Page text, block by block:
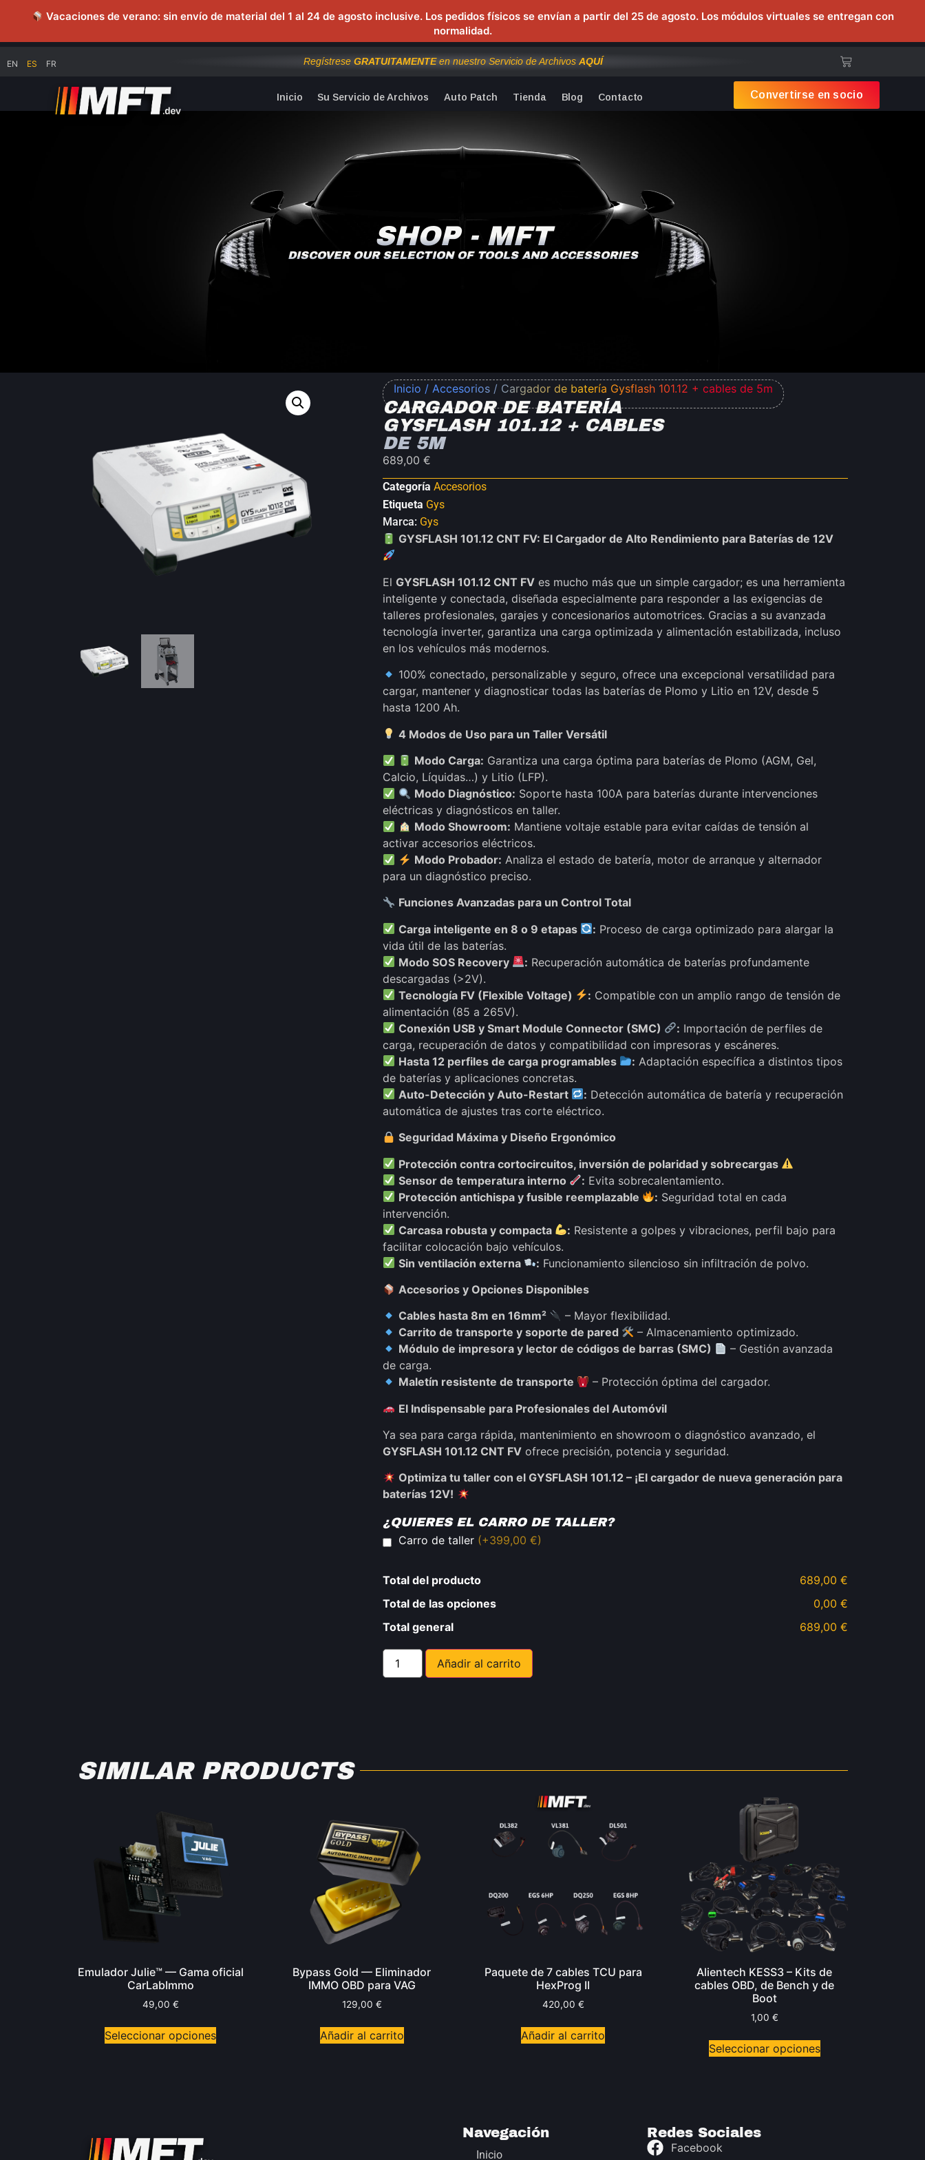
Vacaciones de verano: sin envío de material del 1 al 24 de agosto inclusive. Los pedidos físicos se envían a partir del 25 de agosto. Los módulos virtuales se entregan con
normalidad.
EN ES FR RegístreseGRATUITAMENTEen nuestro Servicio de ArchivosAQUÍ
Inicio Su Servicio de Archivos Auto Patch Tienda Blog Contacto Convertirse en socio
SHOP - MFT
DISCOVER OUR SELECTION OF TOOLS AND ACCESSORIES
Inicio / Accesorios/ Cargador de batería Gysflash 101.12 + cables de 5m
CARGADOR DE BATERÍA
GYSFLASH 101.12 + CABLES
DE 5M
689,00 €
Categoría Accesorios
Etiqueta Gys
Marca: Gys
GYSFLASH 101.12 CNT FV: El Cargador de Alto Rendimiento para Baterías de 12V
El GYSFLASH 101.12 CNT FVes mucho más que un simple cargador; es una herramienta
inteligente y conectada, diseñada especialmente para responder a las exigencias de
talleres profesionales, garajes y concesionarios automotrices. Gracias a su avanzada
tecnología inverter, garantiza una carga optimizada y alimentación estabilizada, incluso
en los vehículos más modernos.
100% conectado, personalizable y seguro, ofrece una excepcional versatilidad para
cargar, mantener y diagnosticar todas las baterías de Plomo y Litio en 12V, desde 5
hasta 1200 Ah.
4 Modos de Uso para un Taller Versátil
Modo Carga: Garantiza una carga óptima para baterías de Plomo (AGM, Gel,
Calcio, Líquidas…) y Litio (LFP).
Modo Diagnóstico: Soporte hasta 100A para baterías durante intervenciones
eléctricas y diagnósticos en taller.
Modo Showroom: Mantiene voltaje estable para evitar caídas de tensión al
activar accesorios eléctricos.
Modo Probador: Analiza el estado de batería, motor de arranque y alternador
para un diagnóstico preciso.
Funciones Avanzadas para un Control Total
Carga inteligente en 8 o 9 etapas
: Proceso de carga optimizado para alargar la
vida útil de las baterías.
Modo SOS Recovery
: Recuperación automática de baterías profundamente
descargadas (>2V).
Tecnología FV (Flexible Voltage)
: Compatible con un amplio rango de tensión de
alimentación (85 a 265V).
Conexión USB y Smart Module Connector (SMC)
: Importación de perfiles de
carga, recuperación de datos y compatibilidad con impresoras y escáneres.
Hasta 12 perfiles de carga programables
: Adaptación específica a distintos tipos
de baterías y aplicaciones concretas.
Auto-Detección y Auto-Restart
: Detección automática de batería y recuperación
automática de ajustes tras corte eléctrico.
Seguridad Máxima y Diseño Ergonómico
Protección contra cortocircuitos, inversión de polaridad y sobrecargas
Sensor de temperatura interno
: Evita sobrecalentamiento.
Protección antichispa y fusible reemplazable
: Seguridad total en cada
intervención.
Carcasa robusta y compacta
: Resistente a golpes y vibraciones, perfil bajo para
facilitar colocación bajo vehículos.
Sin ventilación externa
: Funcionamiento silencioso sin infiltración de polvo.
Accesorios y Opciones Disponibles
Cables hasta 8m en 16mm²
– Mayor flexibilidad.
Carrito de transporte y soporte de pared
– Almacenamiento optimizado.
Módulo de impresora y lector de códigos de barras (SMC)
– Gestión avanzada
de carga.
Maletín resistente de transporte
– Protección óptima del cargador.
El Indispensable para Profesionales del Automóvil
Ya sea para carga rápida, mantenimiento en showroom o diagnóstico avanzado, el
GYSFLASH 101.12 CNT FVofrece precisión, potencia y seguridad.
Optimiza tu taller con el GYSFLASH 101.12 – ¡El cargador de nueva generación para
baterías 12V!
¿QUIERES EL CARRO DE TALLER?
Carro de taller (+399,00 €)
Total del producto
689,00 €
Total de las opciones
0,00 €
Total general
689,00 €
Añadir al carrito
SIMILAR PRODUCTS
Emulador Julie™ — Gama oficial
CarLabImmo
49,00 €
Seleccionar opciones
Bypass Gold — Eliminador
IMMO OBD para VAG
129,00 €
Añadir al carrito
Paquete de 7 cables TCU para
HexProg II
420,00 €
Añadir al carrito
Alientech KESS3 – Kits de
cables OBD, de Bench y de
Boot
1,00 €
Seleccionar opciones
Navegación
Inicio
Redes Sociales
Facebook